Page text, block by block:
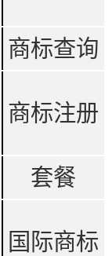
商标查询
商标注册
套餐
国际商标